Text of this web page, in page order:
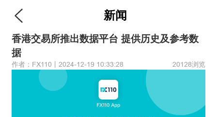
新闻
香港交易所推出数据平台 提供历史及参考数
据
作者：FX110丨2024-12-19 10:33:28 20128浏览